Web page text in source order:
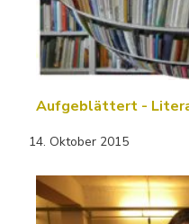
Aufgeblättert -
14. Oktober 2015